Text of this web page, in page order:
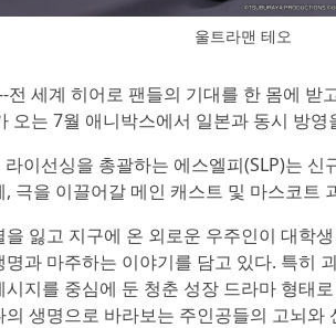
울트라맨 테오
전 세계 히어로 팬들의 기대를 한 몸에 받
오는 7월 애니박스에서 일본과 동시 방
이선싱을 총괄하는 에스엘피(SLP)는 신
극을 이끌어갈 메인 캐스트 및 마스코트
잃고 지구에 온 외로운 우주인이 대학
과 마주하는 이야기를 담고 있다. 특히
지를 중심에 둔 청춘 성장 드라마 형태
의 생명으로 바라보는 주인공들의 고뇌